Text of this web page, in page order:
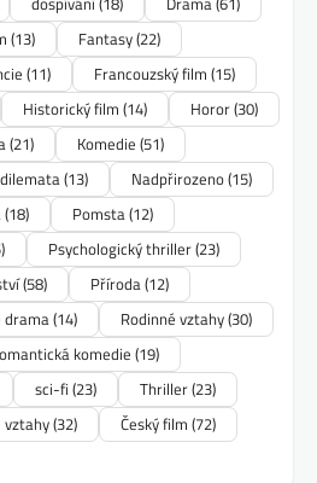
(13) Fantasy(22)
(11) Francouzský film (15)
Historický film (14) Horor(30)
(21) Komedie (51)
(13) Nadpřirozeno(15)
(18) Pomsta(12)
Psychologický thriller(23)
(58) Příroda(12)
drama(14) Rodinné vztahy(30)
komedie (19)
sci-fi (23) Thriller(23)
vztahy(32) Český film (72)